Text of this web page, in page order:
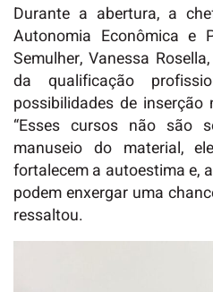
Durante a abertura, a
Autonomia Econômica e
Semulher, Vanessa
da qualificação
possibilidades de
“Esses cursos não são
manuseio do material,
fortalecem a autoestima e,
podem enxergar uma
ressaltou.